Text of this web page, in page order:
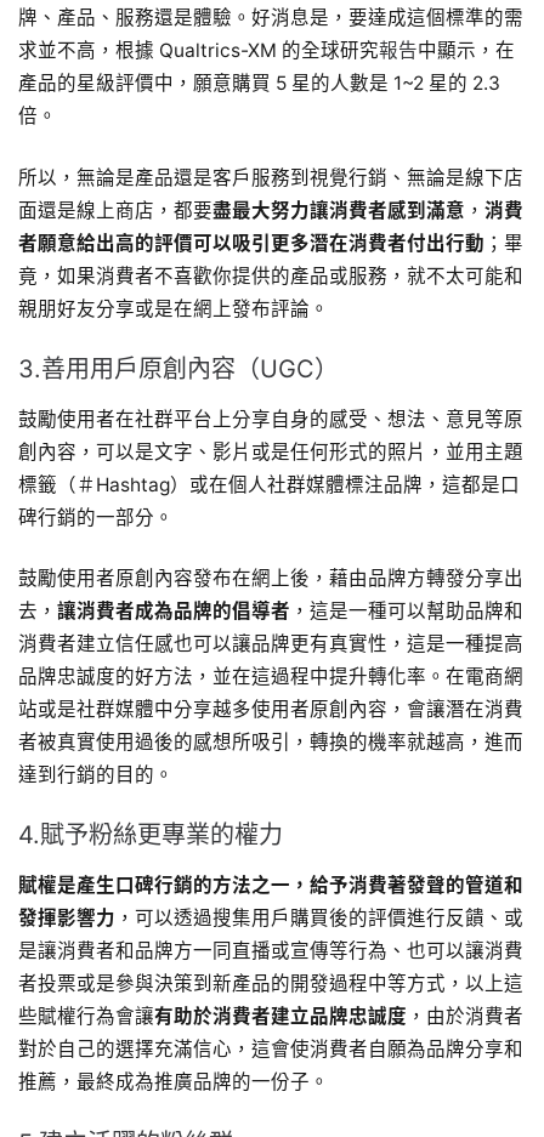
牌、產品、服務還是體驗。好消息是，要達成這個標準的需
求並不高，根據 Qualtrics-XM 的全球研究報告中顯示，在
產品的星級評價中，願意購買 5 星的人數是 1~2 星的 2.3
倍。
所以，無論是產品還是客戶服務到視覺行銷、無論是線下店
面還是線上商店，都要盡最大努力讓消費者感到滿意 ， 消費
者願意給出高的評價可以吸引更多潛在消費者付出行動 ；畢
竟，如果消費者不喜歡你提供的產品或服務，就不太可能和
親朋好友分享或是在網上發布評論。
3.善用用戶原創內容（UGC）
鼓勵使用者在社群平台上分享自身的感受、想法、意見等原
創內容，可以是文字、影片或是任何形式的照片，並用主題
標籤（＃Hashtag）或在個人社群媒體標注品牌，這都是口
碑行銷的一部分。
鼓勵使用者原創內容發布在網上後，藉由品牌方轉發分享出
去， 讓消費者成為品牌的倡導者 ，這是一種可以幫助品牌和
消費者建立信任感也可以讓品牌更有真實性，這是一種提高
品牌忠誠度的好方法，並在這過程中提升轉化率。在電商網
站或是社群媒體中分享越多使用者原創內容，會讓潛在消費
者被真實使用過後的感想所吸引，轉換的機率就越高，進而
達到行銷的目的。
4.賦予粉絲更專業的權力
賦權是產生口碑行銷的方法之一，給予消費著發聲的管道和
發揮影響力 ，可以透過搜集用戶購買後的評價進行反饋、或
是讓消費者和品牌方一同直播或宣傳等行為、也可以讓消費
者投票或是參與決策到新產品的開發過程中等方式，以上這
些賦權行為會讓有助於消費者建立品牌忠誠度 ，由於消費者
對於自己的選擇充滿信心，這會使消費者自願為品牌分享和
推薦，最終成為推廣品牌的一份子。